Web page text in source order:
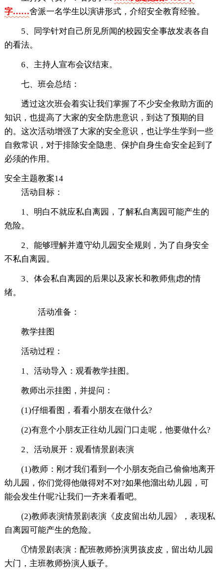
字……舍派一名学生以演讲形式，介绍安全教育经验。
5、同学针对自己所见所闻的校园安全事故发表各自
的看法。
6、主持人宣布会议结束。
七、班会总结：
透过这次班会着实让我们掌握了不少安全救助方面的
知识，也提高了大家的安全防患意识，到达了预期的目
的。这次活动增强了大家的安全意识，也让学生学到一些
自救常识，对于排除安全隐患、保护自身生命安全起到了
必须的作用。
安全主题教案14
活动目标：
1、明白不就应私自离园，了解私自离园可能产生的
危险。
2、能够理解并遵守幼儿园安全规则，为了自身安全
不私自离园。
3、体会私自离园的后果以及家长和教师焦虑的情
绪。
活动准备：
教学挂图
活动过程：
1、活动导入：观看教学挂图。
教师出示挂图，并提问：
(1)仔细看图，看看小朋友在做什么?
(2)有意个小朋友正往幼儿园门口走呢，他要做什么?
2、活动展开：观看情景剧表演
(1)教师：刚才我们看到一个小朋友尧自己偷偷地离开
幼儿园，你们觉得他做得对不对?如果他溜出幼儿园，可
能会发生什呢?让我们一齐来看看吧。
(2)教师表演情景剧表演《皮皮留出幼儿园》，表现私
自离园可能产生的危险。
①情景剧表演：配班教师扮演男孩皮皮，留出幼儿园
大门，主班教师扮演人贩子。